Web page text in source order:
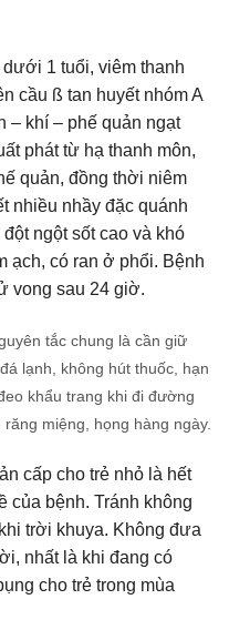
1 tuổi, viêm thanh
cầu ß tan huyết nhóm A
– khí – phế quản ngạt
phát từ hạ thanh môn,
quản, đồng thời niêm
nhiều nhầy đặc quánh
ngột sốt cao và khó
ạch, có ran ở phổi. Bệnh
vong sau 24 giờ.
tắc chung là cần giữ
lạnh, không hút thuốc, hạn
khẩu trang khi đi đường
miệng, họng hàng ngày.
cấp cho trẻ nhỏ là hết
của bệnh. Tránh không
trời khuya. Không đưa
nhất là khi đang có
cho trẻ trong mùa